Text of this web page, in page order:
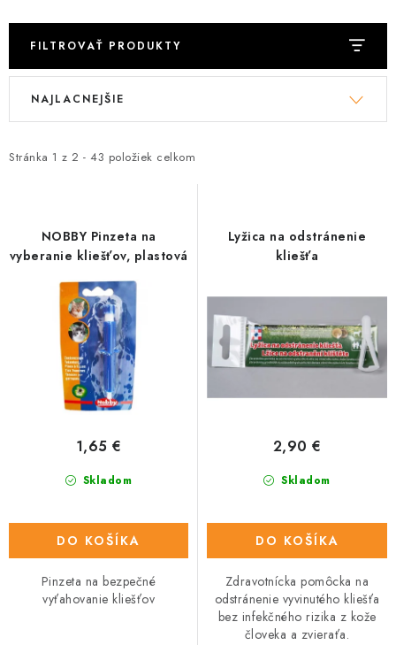
FILTROVAŤ PRODUKTY
V
i
o
Stránka 1 z 2 - 43 položiek celkom
R
e
p
NAJLACNEJŠIE
NOBBY Pinzeta na
vyberanie kliešťov, plastová
Skladom
1,65 €
DO KOŠÍKA
Pinzeta na bezpečné
vyťahovanie kliešťov
Lyžica na odstránenie
kliešťa
Skladom
2,90 €
DO KOŠÍKA
Zdravotnícka pomôcka na
odstránenie vyvinutého kliešťa
bez infekčného rizika z kože
človeka a zvieraťa.